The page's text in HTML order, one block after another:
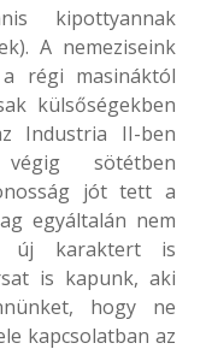
kipottyannak
A nemeziseink
régi masináktól
külsőségekben
Industria II-ben
sötétben
jót tett a
egyáltalán nem
új karaktert is
is kapunk, aki
hogy ne
kapcsolatban az